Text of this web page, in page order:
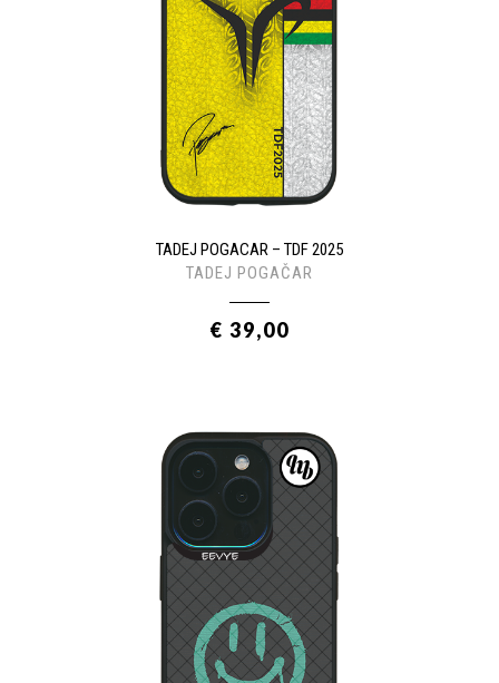
TADEJ POGACAR – TDF 2025
TADEJ POGAČAR
€ 39,00